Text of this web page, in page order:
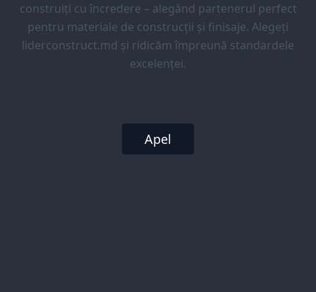
construiți cu încredere – alegând partenerul perfect
pentru materiale de construcții și finisaje. Alegeți
liderconstruct.md și ridicăm împreună standardele
excelenței.
Apel